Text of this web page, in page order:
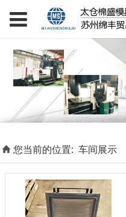
您当前的位置: 车间展示